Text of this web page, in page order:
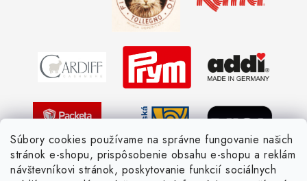
Súbory cookies používame na správne fungovanie našich
stránok e-shopu, prispôsobenie obsahu e-shopu a reklám
návštevníkovi stránok, poskytovanie funkcií sociálnych
Žiadosť dotknutej osoby
Pletený slovník anglicky-česky
Pletený slovník česky-anglicky